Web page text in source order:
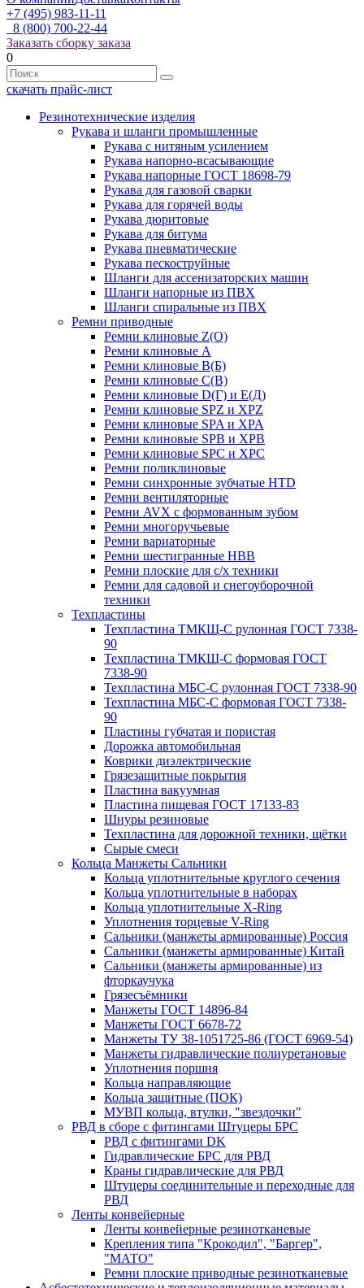
+7 (495) 983-11-11
8 (800) 700-22-44
Заказать сборку заказа
0
скачать прайс-лист
Резинотехнические изделия
Рукава и шланги промышленные
Рукава с нитяным усилением
Рукава напорно-всасывающие
Рукава напорные ГОСТ 18698-79
Рукава для газовой сварки
Рукава для горячей воды
Рукава дюритовые
Рукава для битума
Рукава пневматические
Рукава пескоструйные
Шланги для ассенизаторских машин
Шланги напорные из ПВХ
Шланги спиральные из ПВХ
Ремни приводные
Ремни клиновые Z(О)
Ремни клиновые А
Ремни клиновые В(Б)
Ремни клиновые С(В)
Ремни клиновые D(Г) и Е(Д)
Ремни клиновые SPZ и XPZ
Ремни клиновые SPA и XPA
Ремни клиновые SPB и XPB
Ремни клиновые SPC и XPC
Ремни поликлиновые
Ремни синхронные зубчатые HTD
Ремни вентиляторные
Ремни AVX с формованным зубом
Ремни многоручьевые
Ремни вариаторные
Ремни шестигранные HBB
Ремни плоские для с/х техники
Ремни для садовой и снегоуборочной
техники
Техпластины
Техпластина ТМКЩ-С рулонная ГОСТ 7338-
90
Техпластина ТМКЩ-С формовая ГОСТ
7338-90
Техпластина МБС-С рулонная ГОСТ 7338-90
Техпластина МБС-С формовая ГОСТ 7338-
90
Пластины губчатая и пористая
Дорожка автомобильная
Коврики диэлектрические
Грязезащитные покрытия
Пластина вакуумная
Пластина пищевая ГОСТ 17133-83
Шнуры резиновые
Техпластина для дорожной техники, щётки
Сырые смеси
Кольца Манжеты Сальники
Кольца уплотнительные круглого сечения
Кольца уплотнительные в наборах
Кольца уплотнительные Х-Ring
Уплотнения торцевые V-Ring
Сальники (манжеты армированные) Россия
Сальники (манжеты армированные) Китай
Сальники (манжеты армированные) из
фторкаучука
Грязесъёмники
Манжеты ГОСТ 14896-84
Манжеты ГОСТ 6678-72
Манжеты ТУ 38-1051725-86 (ГОСТ 6969-54)
Манжеты гидравлические полиуретановые
Уплотнения поршня
Кольца направляющие
Кольца защитные (ПОК)
МУВП кольца, втулки, "звездочки"
РВД в сборе с фитингами Штуцеры БРС
РВД с фитингами DK
Гидравлические БРС для РВД
Краны гидравлические для РВД
Штуцеры соединительные и переходные для
РВД
Ленты конвейерные
Ленты конвейерные резинотканевые
Крепления типа "Крокодил", "Баргер",
"МАТО"
Ремни плоские приводные резинотканевые